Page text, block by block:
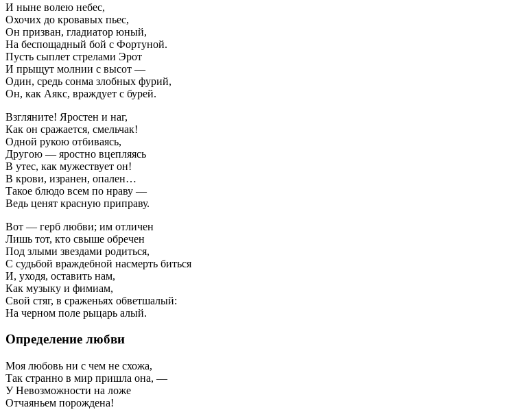
И ныне волею небес,
Охочих до кровавых пьес,
Он призван, гладиатор юный,
На беспощадный бой с Фортуной.
Пусть сыплет стрелами Эрот
И прыщут молнии с высот —
Один, средь сонма злобных фурий,
Он, как Аякс, враждует с бурей.
Взгляните! Яростен и наг,
Как он сражается, смельчак!
Одной рукою отбиваясь,
Другою — яростно вцепляясь
В утес, как мужествует он!
В крови, изранен, опален…
Такое блюдо всем по нраву —
Ведь ценят красную приправу.
Вот — герб любви; им отличен
Лишь тот, кто свыше обречен
Под злыми звездами родиться,
С судьбой враждебной насмерть биться
И, уходя, оставить нам,
Как музыку и фимиам,
Свой стяг, в сраженьях обветшалый:
На черном поле рыцарь алый.
Определение любви
Моя любовь ни с чем не схожа,
Так странно в мир пришла она, —
У Невозможности на ложе
Отчаяньем порождена!